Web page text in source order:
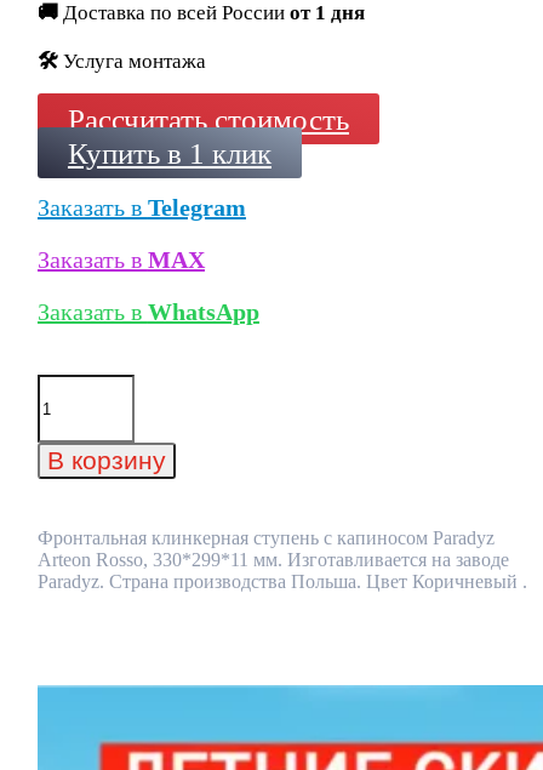
🚚 Доставка по всей России от 1 дня
🛠️ Услуга монтажа
Рассчитать стоимость
Купить в 1 клик
Заказать в Telegram
Заказать в MAX
Заказать в WhatsApp
Количество
товара
клинкерная
ступень
Paradyz
Arteon
Rosso,
В корзину
Фронтальная клинкерная ступень с капиносом Paradyz
Arteon Rosso, 330*299*11 мм. Изготавливается на заводе
Paradyz. Страна производства Польша. Цвет Коричневый .